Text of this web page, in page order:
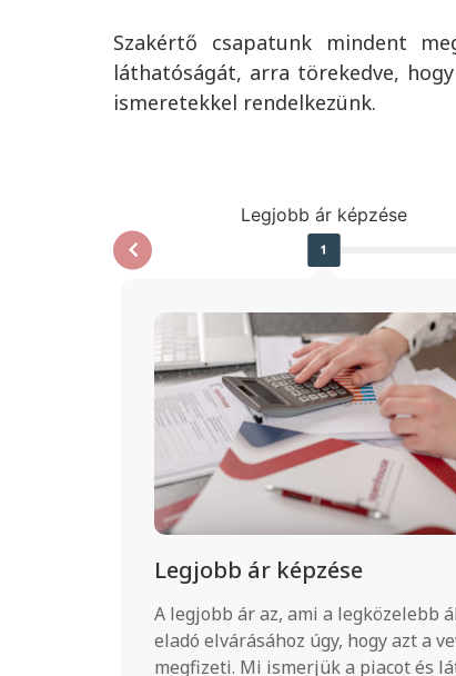
Szakértő csapatunk mindent
láthatóságát, arra törekedve,
ismeretekkel rendelkezünk.
Legjobb ár képzése
Legjobb ár képzése
A legjobb ár az, ami a legközelebb
eladó elvárásához úgy, hogy azt a
megfizeti. Mi ismerjük a piacot és